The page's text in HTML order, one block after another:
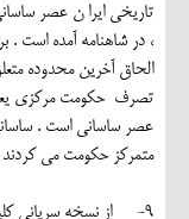
تاریخی ایرا ن عصر
، در شاهنامه آمده است
الحاق آخرین محدوده
تصرف حکومت مرکزی
عصر ساسانی است .
متمرکز حکومت می کردند
9- از نسخه سریانی